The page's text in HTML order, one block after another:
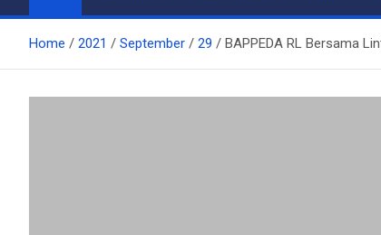
Home 2021 September 29 BAPPEDA RL Bersama